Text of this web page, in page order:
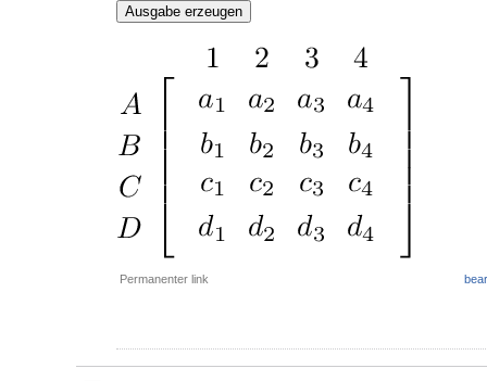
Ausgabe erzeugen
Permanenter link